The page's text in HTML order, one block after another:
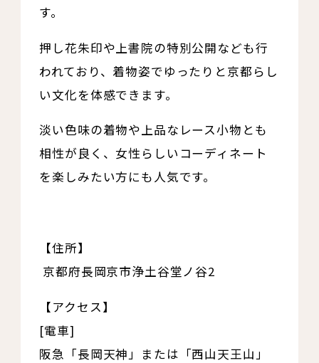
す。
押し花朱印や上書院の特別公開なども行
われており、着物姿でゆったりと京都らし
い文化を体感できます。
淡い色味の着物や上品なレース小物とも
相性が良く、女性らしいコーディネート
を楽しみたい方にも人気です。
【住所】
京都府長岡京市浄土谷堂ノ谷2
【アクセス】
[電車]
阪急「長岡天神」または「西山天王山」